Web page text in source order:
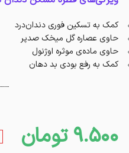
کمک به تسکین فوری دندان‌درد
حاوی عصاره گل میخک صدپر
حاوی ماده‌ی موثره اوژنول
کمک به رفع بودی بد دهان
9.500 تومان